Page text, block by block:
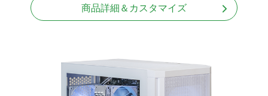
商品詳細＆カスタマイズ